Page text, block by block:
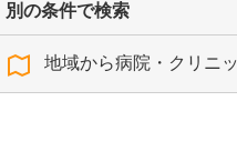
別の条件で検索
地域から病院・クリニ